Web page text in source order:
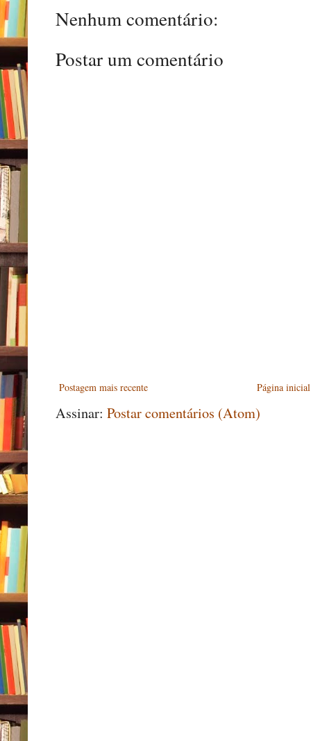
Nenhum comentário:
Postar um comentário
Postagem mais recente Página inicial
Assinar: Postar comentários (Atom)